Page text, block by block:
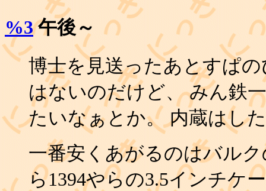
%3午後～
博士を見送ったあとすぱ
はないのだけど、 みん鉄
たいなぁとか。 内蔵はし
一番安くあがるのはバル
ら1394やらの3.5インチケ